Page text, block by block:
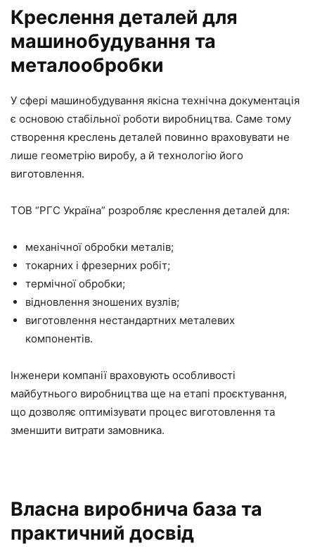
Креслення деталей для
машинобудування та
металообробки
У сфері машинобудування якісна технічна документація
є основою стабільної роботи виробництва. Саме тому
створення креслень деталей повинно враховувати не
лише геометрію виробу, а й технологію його
виготовлення.
ТОВ “РГС Україна” розробляє креслення деталей для:
механічної обробки металів;
токарних і фрезерних робіт;
термічної обробки;
відновлення зношених вузлів;
виготовлення нестандартних металевих
компонентів.
Інженери компанії враховують особливості
майбутнього виробництва ще на етапі проєктування,
що дозволяє оптимізувати процес виготовлення та
зменшити витрати замовника.
Власна виробнича база та
практичний досвід